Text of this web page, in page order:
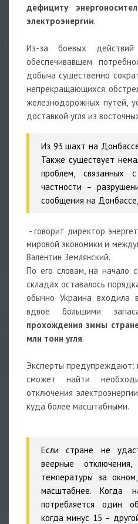
дефициту
электроэнергии.
Из-за боевых
обеспечивавшем
добыча существенно
непрекращающихся
железнодорожных путей,
доставкой угля из
Из 93 шахт на
Также существует
проблем, связанных
частности –
сообщения на Донбассе,
- говорит директор
мировой экономики и
Валентин Землянский.
По его словам, на начало
складах оставалось
обычно Украина входила
вдвое большими
прохождения зимы
млн тонн угля.
Эксперты предупреждают:
сможет найти
отключения
куда более масштабными.
Если стране не
веерные
температуры за
масштабнее. Когда
потребляется один
когда минус 15 –